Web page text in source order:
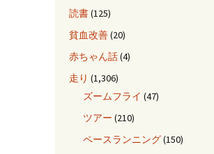
読書(125)
貧血改善(20)
赤ちゃん話(4)
走り (1,306)
ズームフライ (47)
ツアー (210)
ペースランニング(150)